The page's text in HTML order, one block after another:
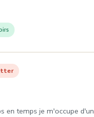
Pins
en temps je m'occupe